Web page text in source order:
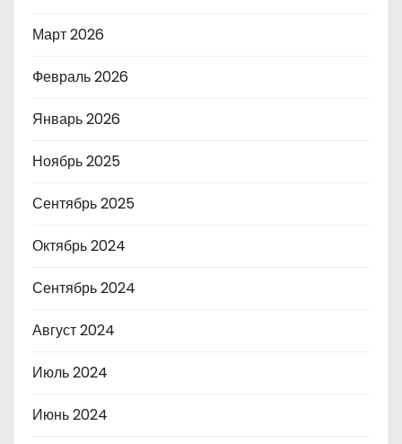
Март 2026
Февраль 2026
Январь 2026
Ноябрь 2025
Сентябрь 2025
Октябрь 2024
Сентябрь 2024
Август 2024
Июль 2024
Июнь 2024